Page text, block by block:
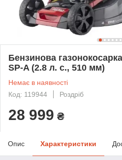
Бензинова
SP-A (2.8 л. с., 510 мм)
Немає в наявності
Код: 119944
Роздріб
28 999 ₴
Опис Характеристики